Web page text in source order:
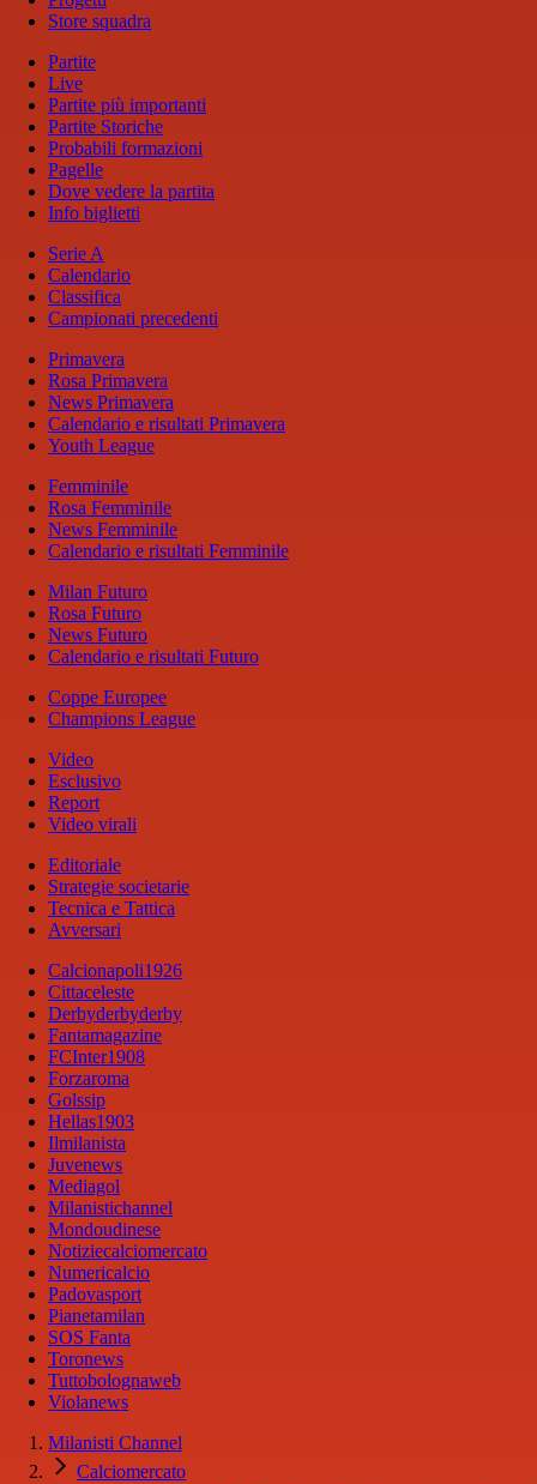
Store squadra
Partite
Live
Partite più importanti
Partite Storiche
Probabili formazioni
Pagelle
Dove vedere la partita
Info biglietti
Serie A
Calendario
Classifica
Campionati precedenti
Primavera
Rosa Primavera
News Primavera
Calendario e risultati Primavera
Youth League
Femminile
Rosa Femminile
News Femminile
Calendario e risultati Femminile
Milan Futuro
Rosa Futuro
News Futuro
Calendario e risultati Futuro
Coppe Europee
Champions League
Video
Esclusivo
Report
Video virali
Editoriale
Strategie societarie
Tecnica e Tattica
Avversari
Calcionapoli1926
Cittaceleste
Derbyderbyderby
Fantamagazine
FCInter1908
Forzaroma
Golssip
Hellas1903
Ilmilanista
Juvenews
Mediagol
Milanistichannel
Mondoudinese
Notiziecalciomercato
Numericalcio
Padovasport
Pianetamilan
SOS Fanta
Toronews
Tuttobolognaweb
Violanews
Milanisti Channel
Calciomercato